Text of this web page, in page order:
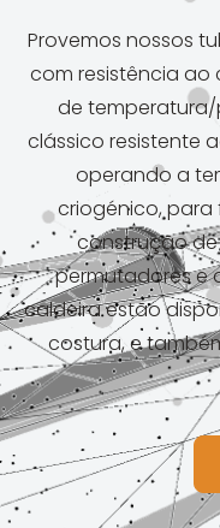
Provemos nossos
com resistência ao
de
clássico resistente
operando a
criogénico,
construção
permutadores e
caldeira estão
costura, e